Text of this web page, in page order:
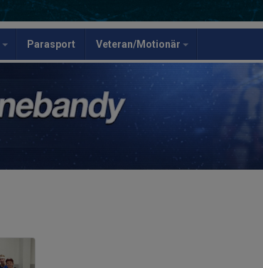
Parasport Veteran/Motionär